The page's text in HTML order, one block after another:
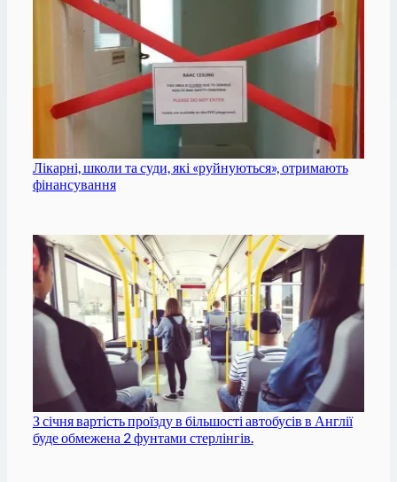
Лікарні, школи та суди, які «руйнуються», отримають
фінансування
З січня вартість проїзду в більшості автобусів в Англії
буде обмежена 2 фунтами стерлінгів.